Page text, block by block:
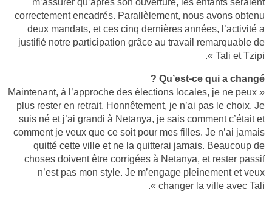
correctement encadrés. Parallèlement, nous avons obtenu
deux mandats, et ces cinq dernières années, l’activité a
justifié notre participation grâce au travail remarquable de
Tali et Tzipi ».
Qu’est-ce qui a changé ?
« Maintenant, à l’approche des élections locales, je ne peux
plus rester en retrait. Honnêtement, je n’ai pas le choix. Je
suis né et j’ai grandi à Netanya, je sais comment c’était et
comment je veux que ce soit pour mes filles. Je n’ai jamais
quitté cette ville et ne la quitterai jamais. Beaucoup de
choses doivent être corrigées à Netanya, et rester passif
n’est pas mon style. Je m’engage pleinement et veux
changer la ville avec Tali ».